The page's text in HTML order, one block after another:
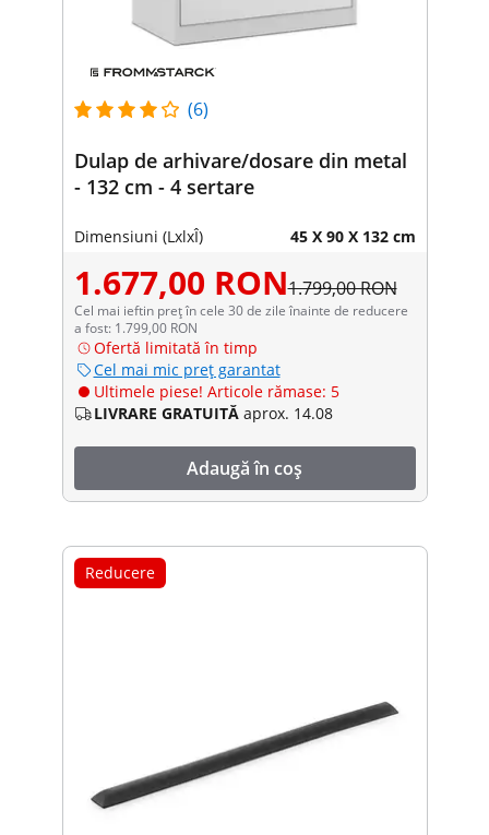
(6)
Dulap de arhivare/dosare din metal
- 132 cm - 4 sertare
Dimensiuni (LxlxÎ) 45 X 90 X 132 cm
1.677,00 RON1.799,00 RON
Cel mai ieftin preț în cele 30 de zile înainte de reducere
a fost: 1.799,00 RON
Ofertă limitată în timp
Cel mai mic preț garantat
Ultimele piese! Articole rămase: 5
LIVRARE GRATUITĂ aprox. 14.08
Adaugă în coș
Reducere